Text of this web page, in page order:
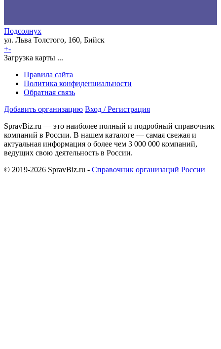
Подсолнух
ул. Льва Толстого, 160, Бийск
+-
Загрузка карты ...
Правила сайта
Политика конфиденциальности
Обратная связь
Добавить организацию Вход / Регистрация
SpravBiz.ru — это наиболее полный и подробный справочник
компаний в России. В нашем каталоге — самая свежая и
актуальная информация о более чем 3 000 000 компаний,
ведущих свою деятельность в России.
© 2019-2026 SpravBiz.ru - Справочник организаций России